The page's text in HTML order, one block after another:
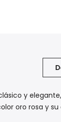
y
oro rosa y